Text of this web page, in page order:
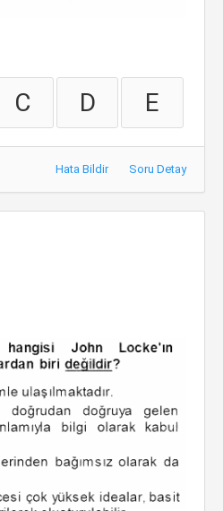
C D E
Hata Bildir Soru Detay